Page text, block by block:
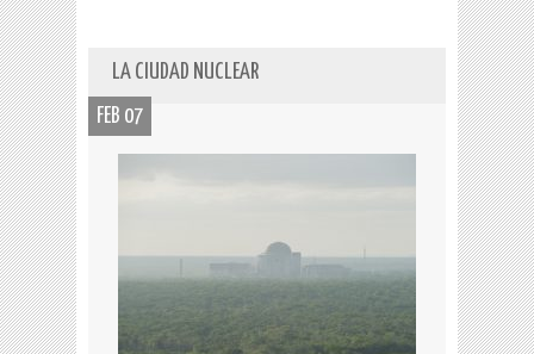
LA CIUDAD NUCLEAR
FEB 07